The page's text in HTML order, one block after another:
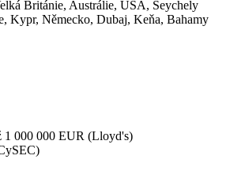
Británie, Austrálie, USA, Seychely
Kypr, Německo, Dubaj, Keňa, Bahamy
1 000 000 EUR (Lloyd's)